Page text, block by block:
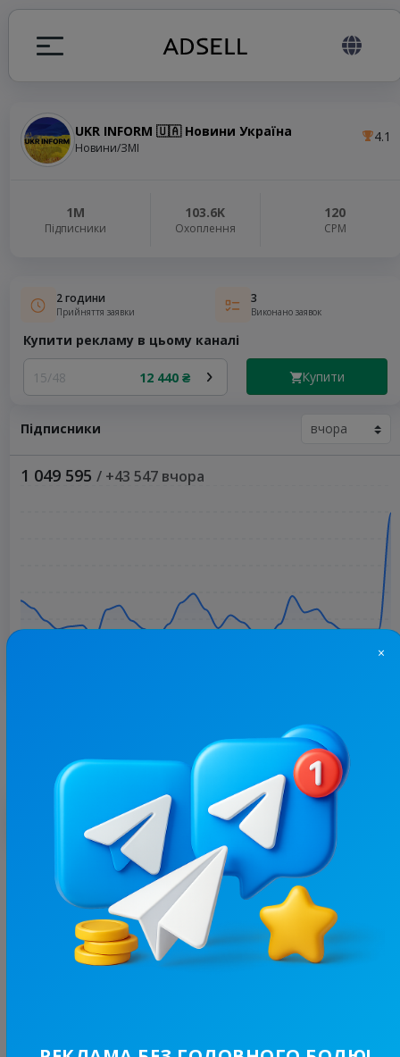
UKR INFORM 🇺🇦 Новини Україна
Новини/ЗМІ
4.1
1M
Підписники
103.6K
Охоплення
120
СРМ
2 години
Прийняття заявки
3
Виконано заявок
Купити рекламу в цьому каналі
15/48 12 440 ₴ Купити
Підписники
1 049 595 / +43 547 вчора
З цим каналом часто купують
402.5K/
146.3K
Київський купол | Графіки
Новини/ЗМІ
Ціна реклами
×